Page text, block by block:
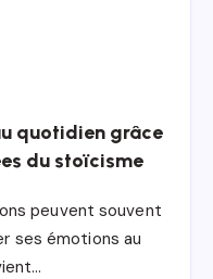
quotidien grâce
du stoïcisme
peuvent souvent
ses émotions au